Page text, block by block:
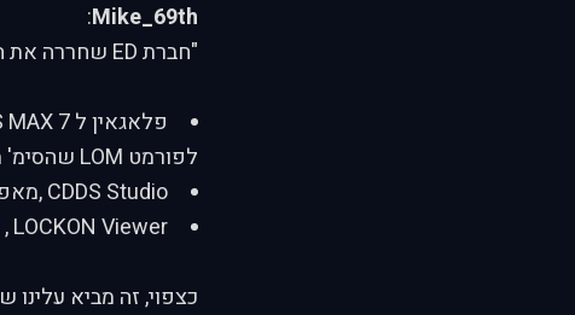
Mike_69th
:
"חברת ED שחררה את הכלים שאיתה היא משתמשת. מדובר על שלושה דברים:
לפורמט LOM שהסימ' משתמש בו.
CDDS Studio ,מאפשר בנייה של קובצי CDDS חדשים בשביל סקינים.
LOCKON Viewer , מאפשר צפייה במודלים בפורמט LOM ו CMD בלי להכנס לסימ'.